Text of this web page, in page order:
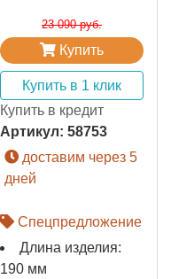
23 090 руб.
Купить
Купить в 1 клик
Купить в кредит
Артикул: 58753
доставим через 5
дней
Спецпредложение
Длина изделия:
190 мм